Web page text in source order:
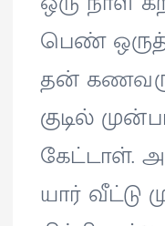
பெண்
தன்
குடில்
கேட்டாள்.
யார் வீட்டு